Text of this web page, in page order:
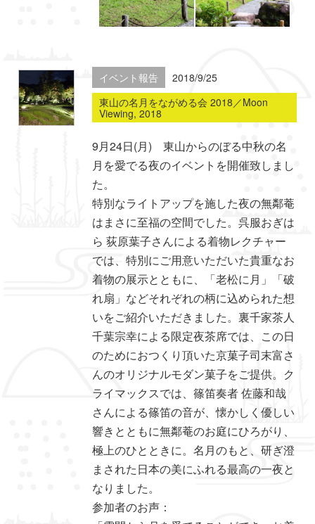
イベント報告
2018/9/25
東山の名月をながめる会 2018／Moon
Viewing, 2018
9月24日(月) 東山からのぼる中秋の名
月を愛でる夜のイベントを開催致しまし
た。
特別なライトアップを施した夜の無鄰菴
はまさに至福の空間でした。呉服おぎは
ら 荻原葉子さんによる着物レクチャー
では、特別にご用意いただいた貴重なお
着物の展示とともに、「老松に月」「破
れ扇」などそれぞれの柄に込められた想
いをご紹介いただきました。裏千家茶人
千葉宗幸による限定夜茶席では、この日
のためにおつくり頂いた京菓子司末富さ
んのオリジナルモダン菓子をご提供。ク
ライマックスでは、篠笛奏者 佐藤和哉
さんによる篠笛の音が、懐かしく優しい
響きとともに無鄰菴のお庭にひろがり、
極上のひとときに。名月のもと、研ぎ澄
まされた日本の美にふれる最高の一夜と
なりました。
参加者のお声：